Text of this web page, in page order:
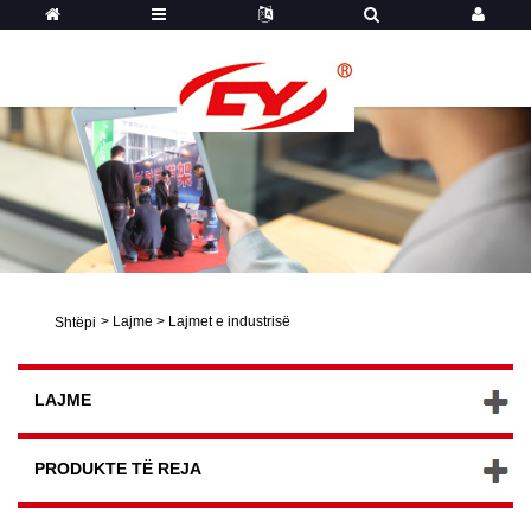
Shtëpi > Lajme > Lajmet e industrisë
LAJME
PRODUKTE TË REJA